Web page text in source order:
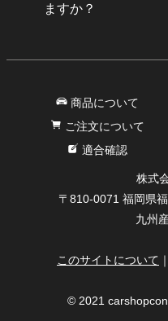
ますか？
商品について
ご注文について
適合確認
株式
〒810-0071 福岡県
九州
このサイトについて ｜
© 2021